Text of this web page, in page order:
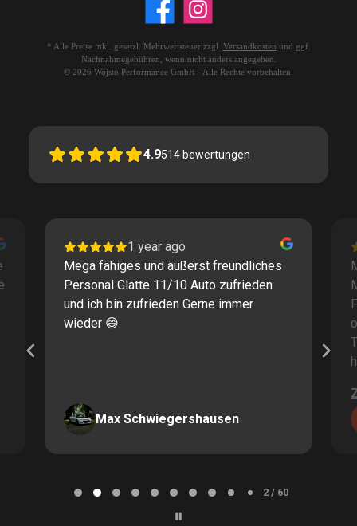
* Alle Preise inkl. gesetzl. Mehrwertsteuer zzgl. Versandkosten und ggf.
Nachnahmegebühren, wenn nicht anders angegeben.
© 2026 Wojsto Performance GmbH - Alle Rechte vorbehalten.
4.9514 bewertungen
1 year ago
Mega fähiges und äußerst freundliches
Personal Glatte 11/10 Auto zufrieden
und ich bin zufrieden Gerne immer
wieder 😄
Max Schwiegershausen
2 / 60